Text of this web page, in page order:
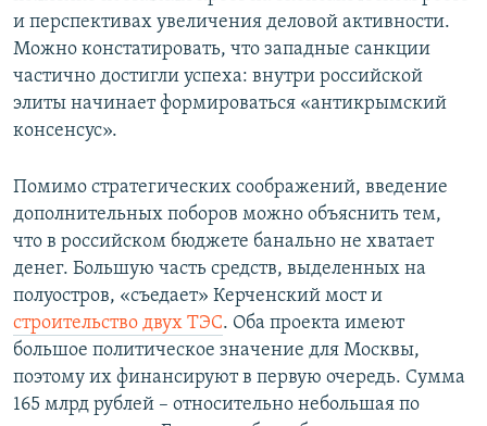
и перспективах увеличения деловой активности.
Можно констатировать, что западные санкции
частично достигли успеха: внутри российской
элиты начинает формироваться «антикрымский
консенсус».
Помимо стратегических соображений, введение
дополнительных поборов можно объяснить тем,
что в российском бюджете банально не хватает
денег. Большую часть средств, выделенных на
полуостров, «съедает» Керченский мост и
строительство двух ТЭС. Оба проекта имеют
большое политическое значение для Москвы,
поэтому их финансируют в первую очередь. Сумма
165 млрд рублей – относительно небольшая по